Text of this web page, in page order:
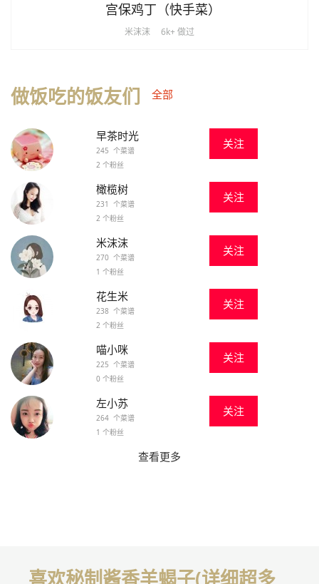
宫保鸡丁（快手菜）
米沫沫 6k+ 做过
做饭吃的饭友们 全部
早茶时光
245 个菜谱
2 个粉丝
关注
橄榄树
231 个菜谱
2 个粉丝
关注
米沫沫
270 个菜谱
1 个粉丝
关注
花生米
238 个菜谱
2 个粉丝
关注
喵小咪
225 个菜谱
0 个粉丝
关注
左小苏
264 个菜谱
1 个粉丝
关注
查看更多
喜欢秘制酱香羊蝎子(详细超多